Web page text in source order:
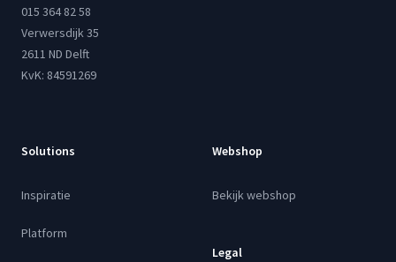
015 364 82 58
Verwersdijk 35
2611 ND Delft
KvK: 84591269
Solutions
Inspiratie
Platform
Webshop
Bekijk webshop
Legal